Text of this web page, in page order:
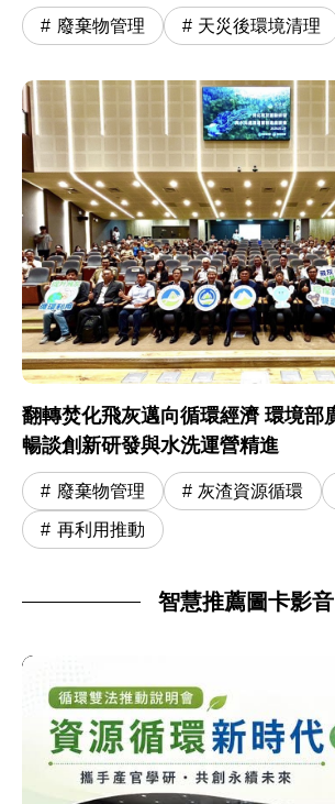
廢棄物管理 天災後環境清理
翻轉焚化飛灰邁向循環經濟 環境部廣邀產官學百人
暢談創新研發與水洗運營精進
廢棄物管理 灰渣資源循環
再利用推動
智慧推薦圖卡影音